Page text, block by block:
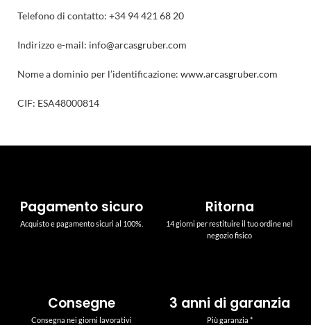
Telefono di contatto: +34 94 421 68 20
Indirizzo e-mail: info@arcasgruber.com
Nome a dominio per l’identificazione: www.arcasgruber.com
CIF: ESA48000814
Pagamento sicuro
Acquisto e pagamento sicuri al 100%.
Ritorna
14 giorni per restituire il tuo ordine nel
negozio fisico
Consegne
Consegna nei giorni lavorativi
3 anni di garanzia
Più garanzia *